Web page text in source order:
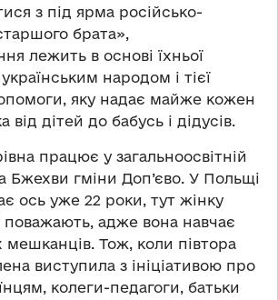
з під ярма російсько-
брата»,
лежить в основі їхньої
народом і тієї
яку надає майже кожен
від дітей до бабусь і дідусів.
працює у загальноосвітній
Бжехви гміни Доп’єво. У Польщі
ось уже 22 роки, тут жінку
поважають, адже вона навчає
мешканців. Тож, коли півтора
виступила з ініціативою про
колеги-педагоги, батьки